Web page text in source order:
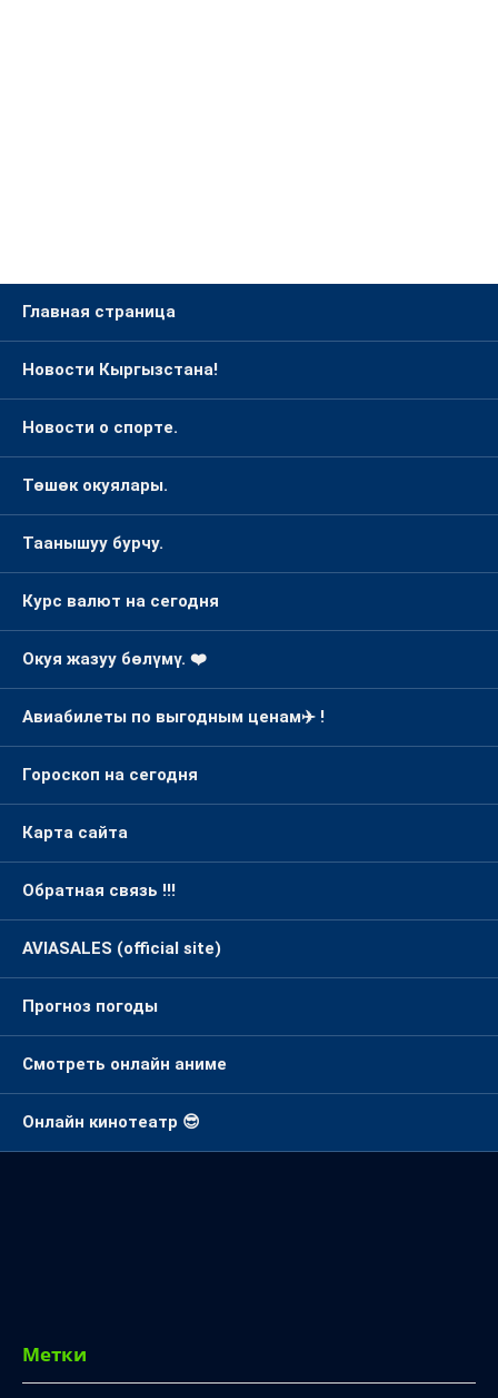
Главная страница
Новости Кыргызстана!
Новости о спорте.
Төшөк окуялары.
Таанышуу бурчу.
Курс валют на сегодня
Окуя жазуу бөлүмү. ❤️
Авиабилеты по выгодным ценам✈️ !
Гороскоп на сегодня
Карта сайта
Обратная связь !!!
AVIASALES (official site)
Прогноз погоды
Смотреть онлайн аниме
Онлайн кинотеатр 😎
Метки